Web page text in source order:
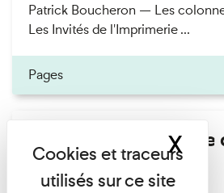
Patrick Boucheron — Les
Les Invités de l'Imprimerie ...
Pages
Philippe Artières - Le
l'histoire
X